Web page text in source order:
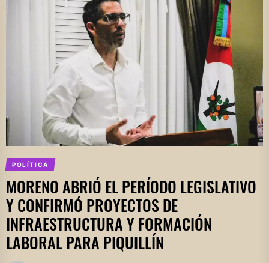
POLÍTICA
MORENO ABRIÓ EL PERÍODO LEGISLATIVO
Y CONFIRMÓ PROYECTOS DE
INFRAESTRUCTURA Y FORMACIÓN
LABORAL PARA PIQUILLÍN